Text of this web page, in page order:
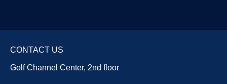
CONTACT US
Golf Channel Center, 2nd floor